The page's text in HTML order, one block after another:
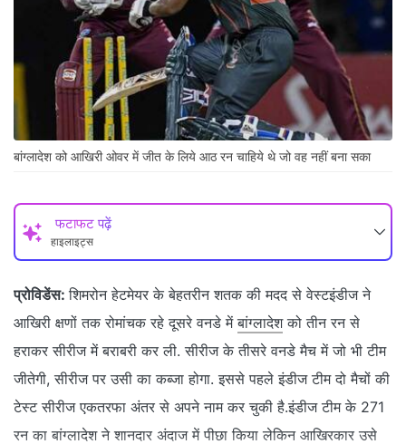
बांग्लादेश को आखिरी ओवर में जीत के लिये आठ रन चाहिये थे जो वह नहीं बना सका
फटाफट पढ़ें
हाइलाइट्स
प्रोविडेंस: शिमरोन हेटमेयर के बेहतरीन शतक की मदद से वेस्टइंडीज ने
आखिरी क्षणों तक रोमांचक रहे दूसरे वनडे मेंबांग्लादेशको तीन रन से
हराकर सीरीज में बराबरी कर ली. सीरीज के तीसरे वनडे मैच में जो भी टीम
जीतेगी, सीरीज पर उसी का कब्‍जा होगा. इससे पहले इंडीज टीम दो मैचों की
टेस्‍ट सीरीज एकतरफा अंतर से अपने नाम कर चुकी है.इंडीज टीम के 271
रन का बांग्‍लादेश ने शानदार अंदाज में पीछा किया लेकिन आखिरकार उसे